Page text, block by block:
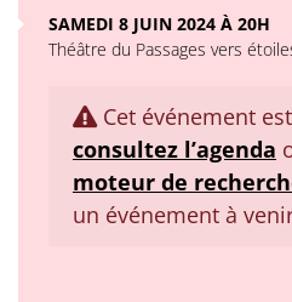
SAMEDI 8 JUIN 2024 À 20H
Théâtre du Passages vers
Cet événement
consultez l’agenda
moteur de
un événement à